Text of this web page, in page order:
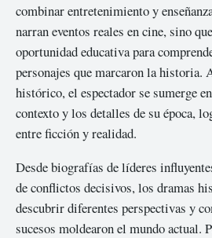
combinar entretenimiento y
narran eventos reales en cine, sino
oportunidad educativa para
personajes que marcaron la historia.
histórico, el espectador se sumerge
contexto y los detalles de su época,
entre ficción y realidad.
Desde biografías de líderes
de conflictos decisivos, los dramas
descubrir diferentes perspectivas y
sucesos moldearon el mundo actual.